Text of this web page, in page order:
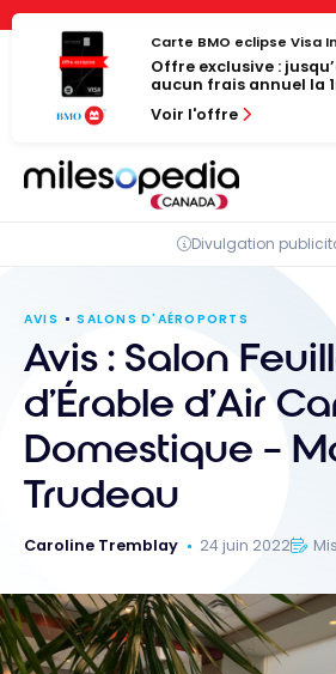
Panneau de gestion des cookies
Passer
contenu
Carte BMO eclipse Visa
Offre exclusive :
aucun frais annuel la
Voir l'offre
Divulgation
AVIS SALONS D'AÉROPORTS
Avis : Salon
d’Érable d’Air
Domestique –
Trudeau
Caroline Tremblay 24 juin 2022